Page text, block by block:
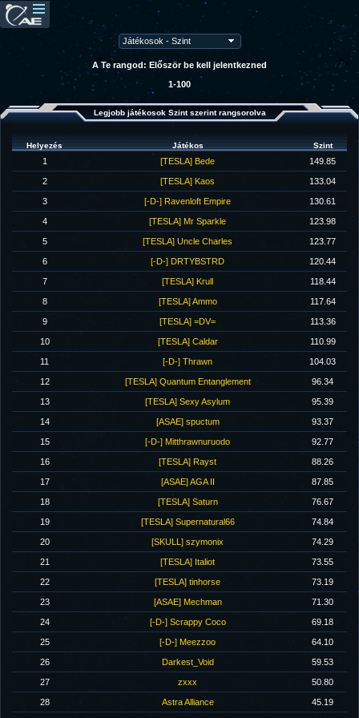
A Te rangod: Először be kell jelentkezned
1-100
Legjobb játékosok Szint szerint rangsorolva
Helyezés Játékos Szint
1 [TESLA] Bede 149.85
2 [TESLA] Kaos 133.04
3 [-D-] Ravenloft Empire 130.61
4 [TESLA] Mr Sparkle 123.98
5 [TESLA] Uncle Charles 123.77
6 [-D-] DRTYBSTRD 120.44
7 [TESLA] Krull 118.44
8 [TESLA] Ammo 117.64
9 [TESLA] =DV= 113.36
10 [TESLA] Caldar 110.99
11 [-D-] Thrawn 104.03
12 [TESLA] Quantum Entanglement 96.34
13 [TESLA] Sexy Asylum 95.39
14 [ASAE] spuctum 93.37
15 [-D-] Mitthrawnuruodo 92.77
16 [TESLA] Rayst 88.26
17 [ASAE] AGA II 87.85
18 [TESLA] Saturn 76.67
19 [TESLA] Supernatural66 74.84
20 [SKULL] szymonix 74.29
21 [TESLA] Italiot 73.55
22 [TESLA] tinhorse 73.19
23 [ASAE] Mechman 71.30
24 [-D-] Scrappy Coco 69.18
25 [-D-] Meezzoo 64.10
26 Darkest_Void 59.53
27 zxxx 50.80
28 Astra Alliance 45.19